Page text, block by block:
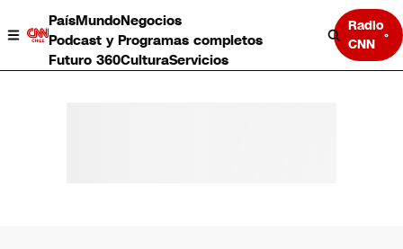
PaísMundoNegocios
Podcast y Programas completos
Futuro 360CulturaServicios
Radio
CNN